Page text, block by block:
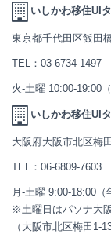
いしかわ移住UI
東京都千代田区飯田
TEL： 03-6734-1497
火-土曜 10:00-19:00
いしかわ移住UI
大阪府大阪市北区梅
TEL： 06-6809-7603
月-土曜 9:00-18:00（
※土曜日はパソナ大
（大阪市北区梅田1-